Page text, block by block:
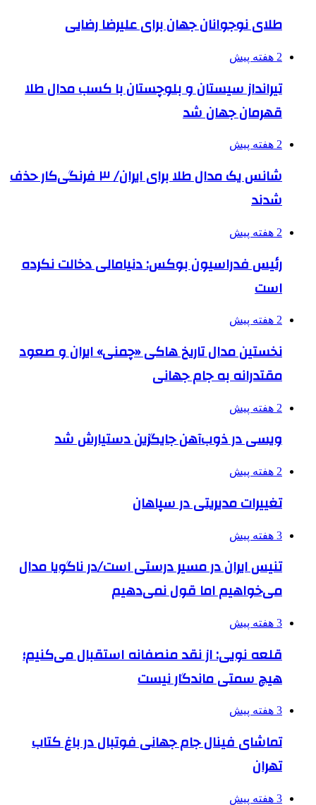
طلای نوجوانان جهان برای علیرضا رضایی
2 هفته پیش
تیرانداز سیستان و بلوچستان با کسب مدال طلا
قهرمان جهان شد
2 هفته پیش
شانس یک مدال طلا برای ایران/ ۳ فرنگی‌کار حذف
شدند
2 هفته پیش
رئیس فدراسیون بوکس: دنیامالی دخالت نکرده
است
2 هفته پیش
نخستین مدال تاریخ هاکی «چمنی» ایران و صعود
مقتدرانه به جام جهانی
2 هفته پیش
ویسی در ذوب‌آهن جایگزین دستیارش شد
2 هفته پیش
تغییرات مدیریتی در سپاهان
3 هفته پیش
تنیس ایران در مسیر درستی است/در ناگویا مدال
می‌خواهیم اما قول نمی‌دهیم
3 هفته پیش
قلعه نویی: از نقد منصفانه استقبال می‌کنیم؛
هیچ سمتی ماندگار نیست
3 هفته پیش
تماشای فینال جام جهانی فوتبال در باغ کتاب
تهران
3 هفته پیش